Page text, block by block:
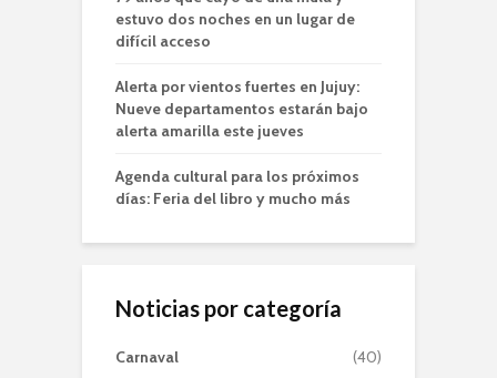
estuvo dos noches en un lugar de
difícil acceso
Alerta por vientos fuertes en Jujuy:
Nueve departamentos estarán bajo
alerta amarilla este jueves
Agenda cultural para los próximos
días: Feria del libro y mucho más
Noticias por categoría
Carnaval (40)